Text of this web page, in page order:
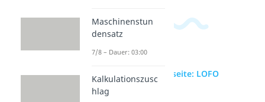
zur Videoseite: LOFO
Maschinenstun
densatz
7/8 – Dauer: 03:00
Kalkulationszusc
hlag